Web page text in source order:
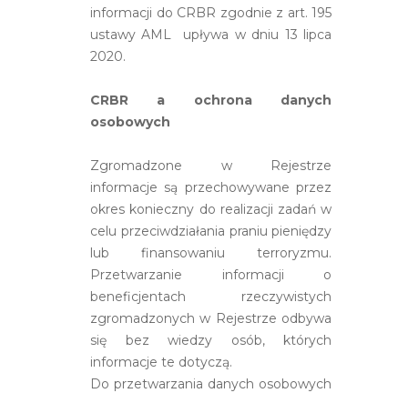
informacji do CRBR zgodnie z art. 195
ustawy AML upływa w dniu 13 lipca
2020.
CRBR a ochrona danych
osobowych
Zgromadzone w Rejestrze
informacje są przechowywane przez
okres konieczny do realizacji zadań w
celu przeciwdziałania praniu pieniędzy
lub finansowaniu terroryzmu.
Przetwarzanie informacji o
beneficjentach rzeczywistych
zgromadzonych w Rejestrze odbywa
się bez wiedzy osób, których
informacje te dotyczą.
Do przetwarzania danych osobowych